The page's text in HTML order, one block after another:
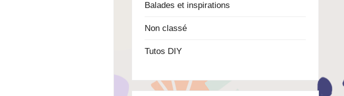
Balades et inspirations
Non classé
Tutos DIY